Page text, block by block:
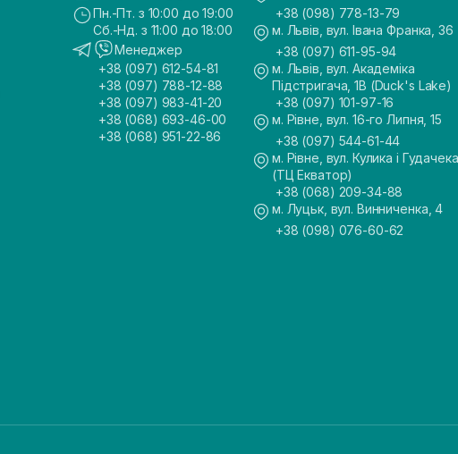
Пн.-Пт. з 10:00 до 19:00
Сб.-Нд. з 11:00 до 18:00
Менеджер
+38 (097) 612-54-81
+38 (097) 788-12-88
+38 (097) 983-41-20
+38 (068) 693-46-00
+38 (068) 951-22-86
+38 (098) 778-13-79
м. Львів, вул. Івана Франка, 36
+38 (097) 611-95-94
м. Львів, вул. Академіка
Підстригача, 1В (Duck's Lake)
+38 (097) 101-97-16
м. Рівне, вул. 16-го Липня, 15
+38 (097) 544-61-44
м. Рівне, вул. Кулика і
(ТЦ Екватор)
+38 (068) 209-34-88
м. Луцьк, вул. Винниченка, 4
+38 (098) 076-60-62